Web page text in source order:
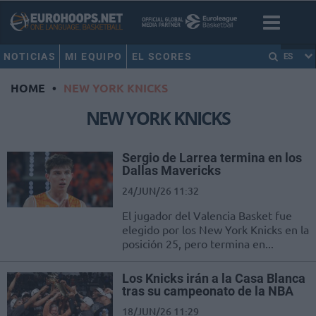
NOTICIAS MI EQUIPO EL SCORES ES
HOME • NEW YORK KNICKS
NEW YORK KNICKS
Sergio de Larrea termina en los
Dallas Mavericks
24/JUN/26 11:32
El jugador del Valencia Basket fue
elegido por los New York Knicks en la
posición 25, pero termina en...
Los Knicks irán a la Casa Blanca
tras su campeonato de la NBA
18/JUN/26 11:29